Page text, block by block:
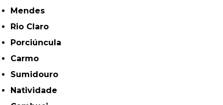
Mendes
Rio Claro
Porciúncula
Carmo
Sumidouro
Natividade